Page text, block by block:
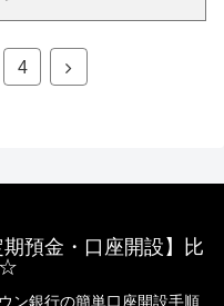
4
次
預金・口座開設】比
☆
ン銀行の簡単口座開設手順